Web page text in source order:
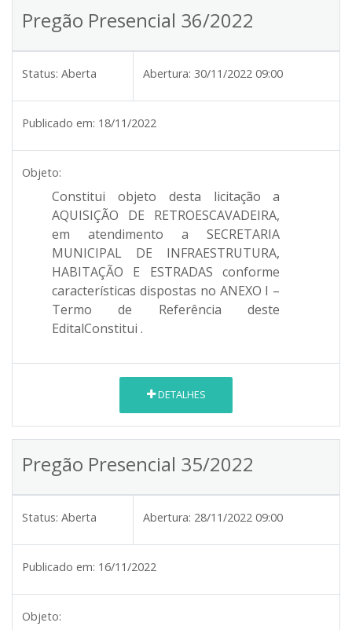
Pregão Presencial 36/2022
Status: Aberta Abertura: 30/11/2022 09:00
Publicado em: 18/11/2022
Objeto:
Constitui objeto desta licitação a
AQUISIÇÃO DE RETROESCAVADEIRA,
em atendimento aSECRETARIA
MUNICIPAL DE INFRAESTRUTURA,
HABITAÇÃO E ESTRADAS conforme
características dispostas no ANEXO I –
Termo de Referência deste
EditalConstitui .
DETALHES
Pregão Presencial 35/2022
Status: Aberta Abertura: 28/11/2022 09:00
Publicado em: 16/11/2022
Objeto: